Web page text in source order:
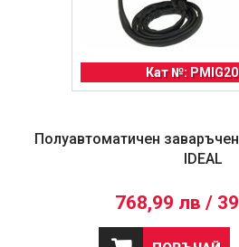
Кат №:
Полуавтоматичен
IDEAL
768,99 лв /